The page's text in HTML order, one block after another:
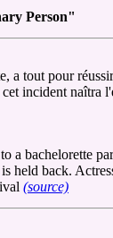
Person"
a tout pour
incident naîtra
a bachelorette
held back.
(source)